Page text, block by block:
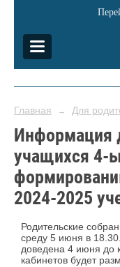
Главная → Для
Информация
учащихся 4-
2024-2025
Родительские
среду 5 июня в
доведена 4 июня до
кабинетов будет